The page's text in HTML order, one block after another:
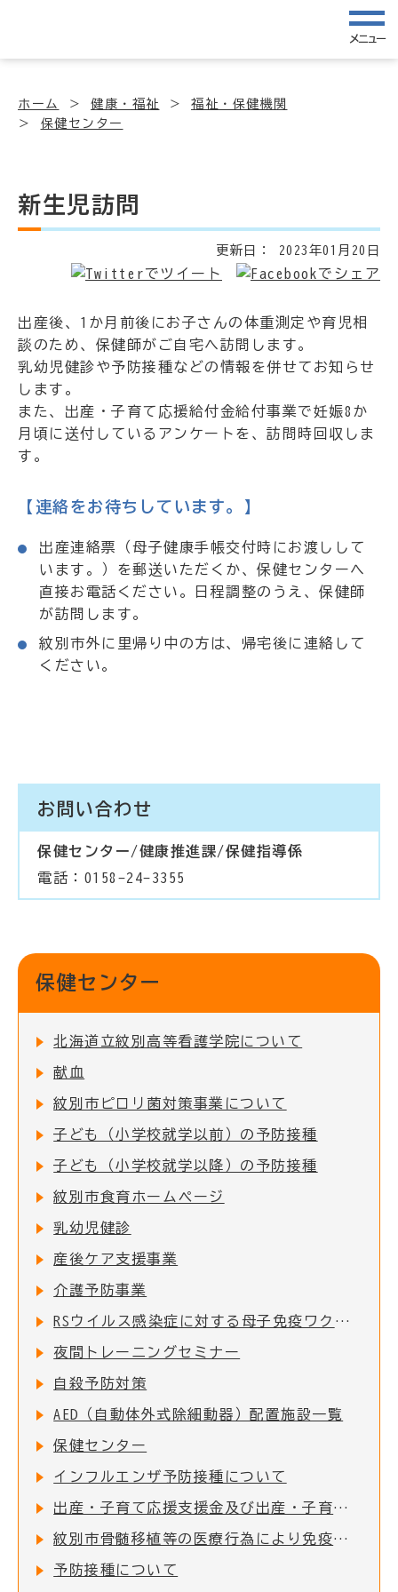
メニュー
ホーム 健康・福祉
福祉・保健機関
保健センター
新生児訪問
更新日： 2023年01月20日
出産後、1か月前後にお子さんの体重測定や育児相
談のため、保健師がご自宅へ訪問します。
乳幼児健診や予防接種などの情報を併せてお知らせ
します。
また、出産・子育て応援給付金給付事業で妊娠8か
月頃に送付しているアンケートを、訪問時回収しま
す。
【連絡をお待ちしています。】
出産連絡票（母子健康手帳交付時にお渡しして
います。）を郵送いただくか、保健センターへ
直接お電話ください。日程調整のうえ、保健師
が訪問します。
紋別市外に里帰り中の方は、帰宅後に連絡して
ください。
お問い合わせ
保健センター/健康推進課/保健指導係
電話：0158-24-3355
保健センター
北海道立紋別高等看護学院について
献血
紋別市ピロリ菌対策事業について
子ども（小学校就学以前）の予防接種
子ども（小学校就学以降）の予防接種
紋別市食育ホームページ
乳幼児健診
産後ケア支援事業
介護予防事業
RSウイルス感染症に対する母子免疫ワクチンの定期接種の実施について
夜間トレーニングセミナー
自殺予防対策
AED（自動体外式除細動器）配置施設一覧
保健センター
インフルエンザ予防接種について
出産・子育て応援支援金及び出産・子育て応援ギフト(妊婦支援給付)について
紋別市骨髄移植等の医療行為により免疫を失った者に対する予防接種費用助成
予防接種について